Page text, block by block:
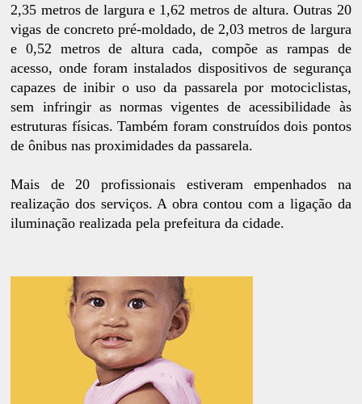
2,35 metros de largura e 1,62 metros de altura. Outras 20
vigas de concreto pré-moldado, de 2,03 metros de largura
e 0,52 metros de altura cada, compõe as rampas de
acesso, onde foram instalados dispositivos de segurança
capazes de inibir o uso da passarela por motociclistas,
sem infringir as normas vigentes de acessibilidade às
estruturas físicas. Também foram construídos dois pontos
de ônibus nas proximidades da passarela.
Mais de 20 profissionais estiveram empenhados na
realização dos serviços. A obra contou com a ligação da
iluminação realizada pela prefeitura da cidade.